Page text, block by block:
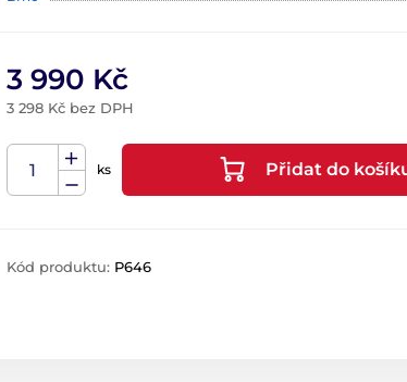
3 990 Kč
3 298 Kč bez DPH
ks Přidat do
Kód produktu: P646